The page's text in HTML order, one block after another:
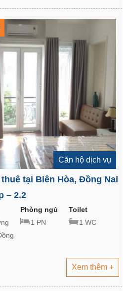
Căn hộ dịch vụ
tại Biên Hòa, Đồng Nai
– 2.2
Phòng ngủ
Toilet
1 PN 1 WC
Xem thêm +